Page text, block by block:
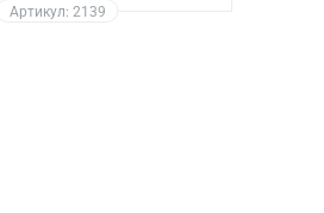
Артикул: 2139